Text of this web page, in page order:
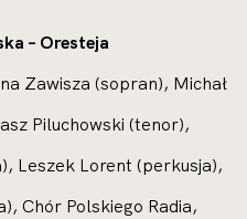
– Oresteja
Zawisza (sopran), Michał
Piluchowski (tenor),
Leszek Lorent (perkusja),
Chór Polskiego Radia,